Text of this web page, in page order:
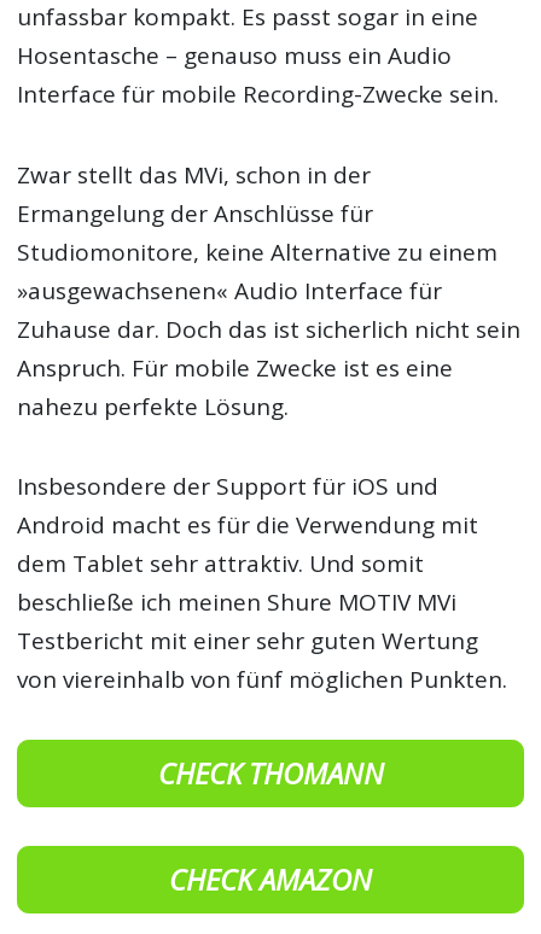
unfassbar kompakt. Es passt sogar in eine
Hosentasche – genauso muss ein Audio
Interface für mobile Recording-Zwecke sein.
Zwar stellt das MVi, schon in der
Ermangelung der Anschlüsse für
Studiomonitore, keine Alternative zu einem
»ausgewachsenen« Audio Interface für
Zuhause dar. Doch das ist sicherlich nicht sein
Anspruch. Für mobile Zwecke ist es eine
nahezu perfekte Lösung.
Insbesondere der Support für iOS und
Android macht es für die Verwendung mit
dem Tablet sehr attraktiv. Und somit
beschließe ich meinen Shure MOTIV MVi
Testbericht mit einer sehr guten Wertung
von viereinhalb von fünf möglichen Punkten.
CHECK THOMANN
CHECK AMAZON